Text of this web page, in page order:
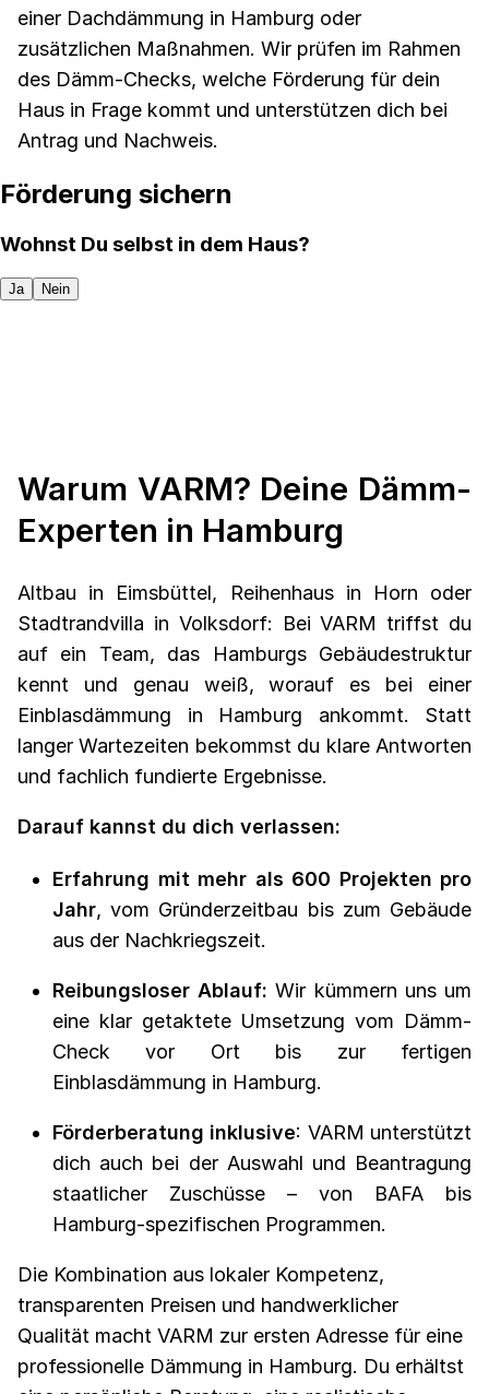
einer Dachdämmung in Hamburg oder
zusätzlichen Maßnahmen. Wir prüfen im Rahmen
des Dämm-Checks, welche Förderung für dein
Haus in Frage kommt und unterstützen dich bei
Antrag und Nachweis.
Förderung sichern
Wohnst Du selbst in dem Haus?
Ja Nein
Warum VARM? Deine Dämm-
Experten in Hamburg
Altbau in Eimsbüttel, Reihenhaus in Horn oder
Stadtrandvilla in Volksdorf: Bei VARM triffst du
auf ein Team, das Hamburgs Gebäudestruktur
kennt und genau weiß, worauf es bei einer
Einblasdämmung in Hamburg ankommt. Statt
langer Wartezeiten bekommst du klare Antworten
und fachlich fundierte Ergebnisse.
Darauf kannst du dich verlassen:
Erfahrung mit mehr als 600 Projekten pro
Jahr, vom Gründerzeitbau bis zum Gebäude
aus der Nachkriegszeit.
Reibungsloser Ablauf:Wir kümmern uns um
eine klar getaktete Umsetzung vom Dämm-
Check vor Ort bis zur fertigen
Einblasdämmung in Hamburg.
Förderberatung inklusive: VARM unterstützt
dich auch bei der Auswahl und Beantragung
staatlicher Zuschüsse – von BAFA bis
Hamburg-spezifischen Programmen.
Die Kombination aus lokaler Kompetenz,
transparenten Preisen und handwerklicher
Qualität macht VARM zur ersten Adresse für eine
professionelle Dämmung in Hamburg. Du erhältst